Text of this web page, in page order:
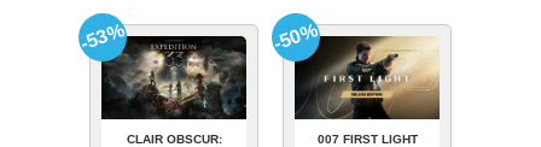
CLAIR OBSCUR:
-53%
007 FIRST LIGHT
-50%